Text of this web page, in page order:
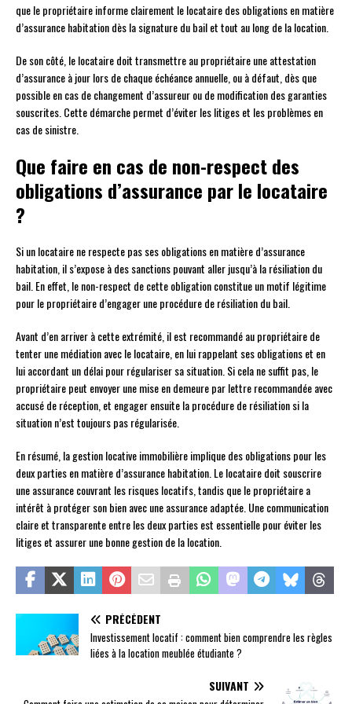
que le propriétaire informe clairement le locataire des obligations en matière
d’assurance habitation dès la signature du bail et tout au long de la location.
De son côté, le locataire doit transmettre au propriétaire une attestation
d’assurance à jour lors de chaque échéance annuelle, ou à défaut, dès que
possible en cas de changement d’assureur ou de modification des garanties
souscrites. Cette démarche permet d’éviter les litiges et les problèmes en
cas de sinistre.
Que faire en cas de non-respect des
obligations d’assurance par le locataire
?
Si un locataire ne respecte pas ses obligations en matière d’assurance
habitation, il s’expose à des sanctions pouvant aller jusqu’à la résiliation du
bail. En effet, le non-respect de cette obligation constitue un motif légitime
pour le propriétaire d’engager une procédure de résiliation du bail.
Avant d’en arriver à cette extrémité, il est recommandé au propriétaire de
tenter une médiation avec le locataire, en lui rappelant ses obligations et en
lui accordant un délai pour régulariser sa situation. Si cela ne suffit pas, le
propriétaire peut envoyer une mise en demeure par lettre recommandée avec
accusé de réception, et engager ensuite la procédure de résiliation si la
situation n’est toujours pas régularisée.
En résumé, la gestion locative immobilière implique des obligations pour les
deux parties en matière d’assurance habitation. Le locataire doit souscrire
une assurance couvrant les risques locatifs, tandis que le propriétaire a
intérêt à protéger son bien avec une assurance adaptée. Une communication
claire et transparente entre les deux parties est essentielle pour éviter les
litiges et assurer une bonne gestion de la location.
PRÉCÉDENT
Investissement locatif : comment bien comprendre les règles
liées à la location meublée étudiante ?
SUIVANT